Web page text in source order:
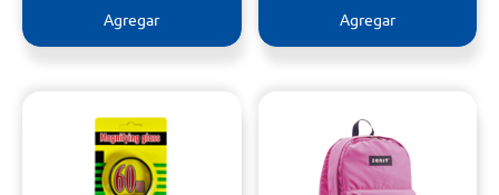
Agregar Agregar